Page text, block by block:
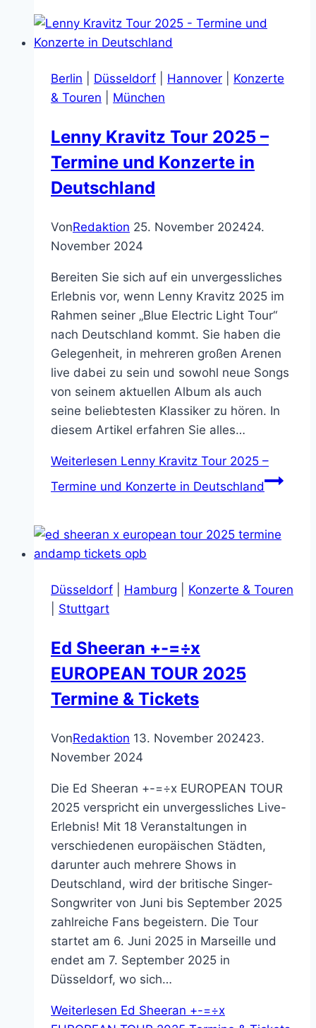
Berlin Düsseldorf Hannover
Konzerte
& Touren
München
Lenny Kravitz Tour 2025 –
Termine und Konzerte in
Deutschland
VonRedaktion 25. November 202424.
November 2024
Bereiten Sie sich auf ein unvergessliches
Erlebnis vor, wenn Lenny Kravitz 2025 im
Rahmen seiner „Blue Electric Light Tour“
nach Deutschland kommt. Sie haben die
Gelegenheit, in mehreren großen Arenen
live dabei zu sein und sowohl neue Songs
von seinem aktuellen Album als auch
seine beliebtesten Klassiker zu hören. In
diesem Artikel erfahren Sie alles…
Weiterlesen Lenny Kravitz Tour 2025 –
Termine und Konzerte in Deutschland
Düsseldorf Hamburg
Konzerte & Touren
Stuttgart
Ed Sheeran +-=÷x
EUROPEAN TOUR 2025
Termine & Tickets
VonRedaktion 13. November 202423.
November 2024
Die Ed Sheeran +-=÷x EUROPEAN TOUR
2025 verspricht ein unvergessliches Live-
Erlebnis! Mit 18 Veranstaltungen in
verschiedenen europäischen Städten,
darunter auch mehrere Shows in
Deutschland, wird der britische Singer-
Songwriter von Juni bis September 2025
zahlreiche Fans begeistern. Die Tour
startet am 6. Juni 2025 in Marseille und
endet am 7. September 2025 in
Düsseldorf, wo sich…
Weiterlesen Ed Sheeran +-=÷x